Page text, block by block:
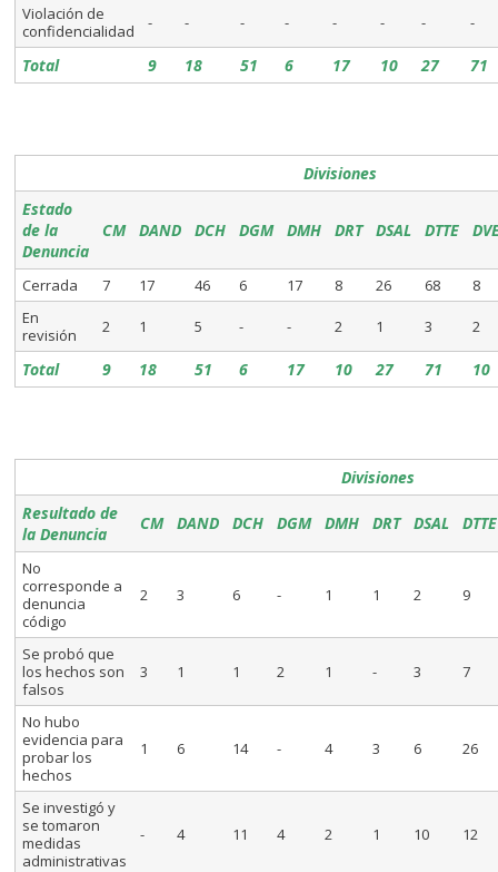
Violación de
confidencialidad
- - - - - - - -
Total 9 18 51 6 17 10 27 71
Divisiones
Estado
de la
Denuncia
CM DAND DCH DGM DMH DRT DSAL DTTE
Cerrada 7 17 46 6 17 8 26 68
8
En
revisión
2 1 5 - - 2 1 3 2
Total 9 18 51 6 17 10 27 71 10
Divisiones
Resultado de
la Denuncia
CM DAND DCH DGM DMH DRT DSAL DTTE
No
corresponde a
denuncia
código
2 3 6 - 1 1 2 9
Se probó que
los hechos son
falsos
3 1 1 2 1 - 3 7
No hubo
evidencia para
probar los
hechos
1 6 14 - 4 3 6 26
Se investigó y
se tomaron
medidas
administrativas
- 4 11 4 2 1 10 12